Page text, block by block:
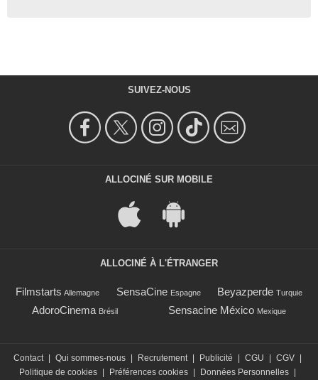
SUIVEZ-NOUS
ALLOCINÉ SUR MOBILE
ALLOCINÉ À L'ÉTRANGER
Filmstarts Allemagne SensaCine Espagne Beyazperde Turquie
AdoroCinema Brésil Sensacine México Mexique
Contact Qui sommes-nous Recrutement Publicité CGU CGV
Politique de cookies
Préférences cookies Données Personnelles